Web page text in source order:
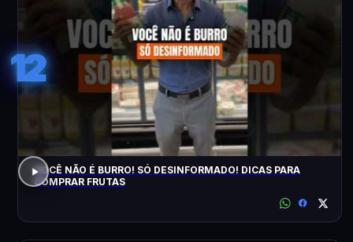
12
VOCÊ NÃO É BURRO! SÓ DESINFORMADO! DICAS PARA
COMPRAR FRUTAS